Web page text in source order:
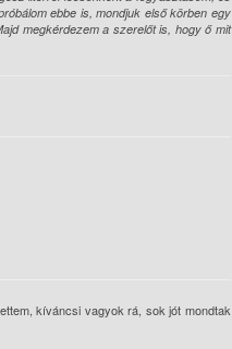
ebbe is, mondjuk első körben egy
megkérdezem a szerelőt is, hogy ő mit
kíváncsi vagyok rá, sok jót mondtak